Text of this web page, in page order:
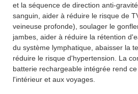
et la séquence de direction anti-
sanguin, aider à réduire le risque de
veineuse profonde), soulager le
jambes, aider à réduire la rétention
du système lymphatique, abaisser la
réduire le risque d'hypertension. La
batterie rechargeable intégrée rend
l'intérieur et aux voyages.